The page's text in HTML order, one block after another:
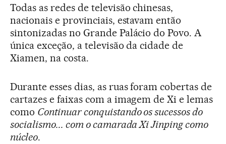
Todas as redes de televisão chinesas,
nacionais e provinciais, estavam então
sintonizadas no Grande Palácio do Povo. A
única exceção, a televisão da cidade de
Xiamen, na costa.
Durante esses dias, as ruas foram cobertas de
cartazes e faixas com a imagem de Xi e lemas
como Continuar conquistando os sucessos do
socialismo... com o camarada Xi Jinping como
núcleo.